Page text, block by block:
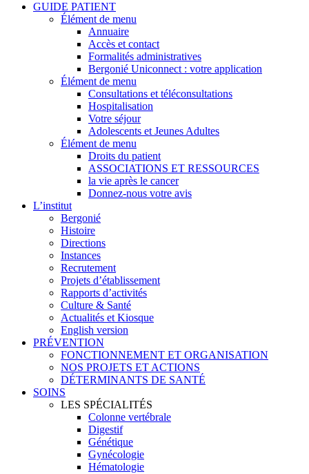
GUIDE PATIENT
Élément de menu
Annuaire
Accès et contact
Formalités administratives
Bergonié Uniconnect : votre application
Élément de menu
Consultations et téléconsultations
Hospitalisation
Votre séjour
Adolescents et Jeunes Adultes
Élément de menu
Droits du patient
ASSOCIATIONS ET RESSOURCES
la vie après le cancer
Donnez-nous votre avis
L’institut
Bergonié
Histoire
Directions
Instances
Recrutement
Projets d’établissement
Rapports d’activités
Culture & Santé
Actualités et Kiosque
English version
PRÉVENTION
FONCTIONNEMENT ET ORGANISATION
NOS PROJETS ET ACTIONS
DÉTERMINANTS DE SANTÉ
SOINS
LES SPÉCIALITÉS
Colonne vertébrale
Digestif
Génétique
Gynécologie
Hématologie